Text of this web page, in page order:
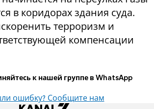
в коридорах здания суда.
терроризм и
компенсации
к нашей группе в WhatsApp
ошибку? Сообщите нам